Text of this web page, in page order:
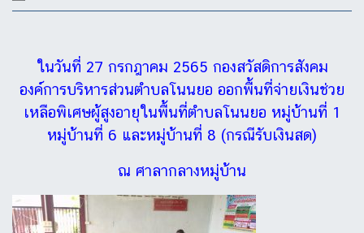
ในวันที่ 27 กรกฎาคม 2565 กองสวัสดิการสังคม
องค์การบริหารส่วนตำบลโนนยอ ออกพื้นที่จ่ายเงินช่วย
เหลือพิเศษผู้สูงอายุในพื้นที่ตำบลโนนยอ หมู่บ้านที่ 1
หมู่บ้านที่ 6 และหมู่บ้านที่ 8 (กรณีรับเงินสด)
ณ ศาลากลางหมู่บ้าน